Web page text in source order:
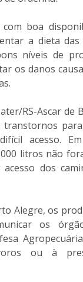
boa
a dieta das
níveis de
os danos
RS-Ascar de
transtornos
acesso.
litros não
acesso dos
Alegre, os
os
ou à